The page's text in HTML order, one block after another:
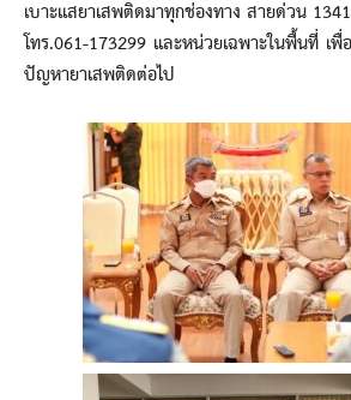
เบาะแสยาเสพติดมาทุกช่องทาง สายด่วน
โทร.061-173299 และหน่วยเฉพาะในพื้นที่ เพื่
ปัญหายาเสพติดต่อไป